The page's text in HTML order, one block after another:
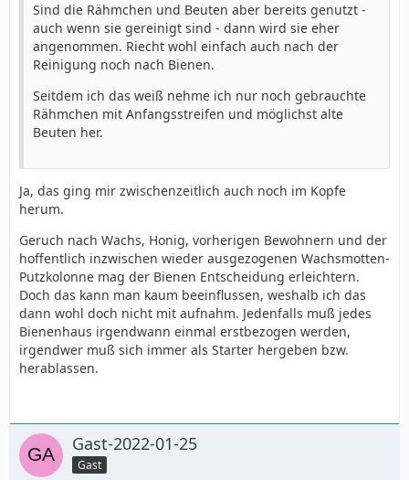
Sind die Rähmchen und Beuten aber bereits genutzt -
auch wenn sie gereinigt sind - dann wird sie eher
angenommen. Riecht wohl einfach auch nach der
Reinigung noch nach Bienen.
Seitdem ich das weiß nehme ich nur noch gebrauchte
Rähmchen mit Anfangsstreifen und möglichst alte
Beuten her.
Ja, das ging mir zwischenzeitlich auch noch im Kopfe
herum.
Geruch nach Wachs, Honig, vorherigen Bewohnern und der
hoffentlich inzwischen wieder ausgezogenen Wachsmotten-
Putzkolonne mag der Bienen Entscheidung erleichtern.
Doch das kann man kaum beeinflussen, weshalb ich das
dann wohl doch nicht mit aufnahm. Jedenfalls muß jedes
Bienenhaus irgendwann einmal erstbezogen werden,
irgendwer muß sich immer als Starter hergeben bzw.
herablassen.
Gast-2022-01-25
Gast